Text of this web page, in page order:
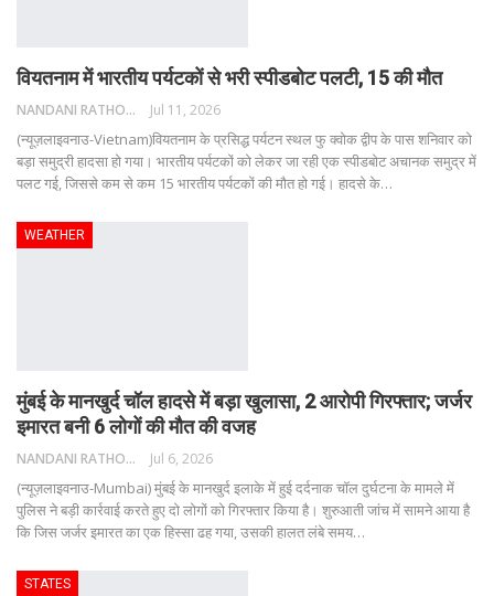
वियतनाम में भारतीय पर्यटकों से भरी स्पीडबोट पलटी, 15 की मौत
NANDANI RATHORE Jul 11, 2026
(न्यूज़लाइवनाउ-Vietnam)वियतनाम के प्रसिद्ध पर्यटन स्थल फु क्वोक द्वीप के पास शनिवार को
बड़ा समुद्री हादसा हो गया। भारतीय पर्यटकों को लेकर जा रही एक स्पीडबोट अचानक समुद्र में
पलट गई, जिससे कम से कम 15 भारतीय पर्यटकों की मौत हो गई। हादसे के…
WEATHER
मुंबई के मानखुर्द चॉल हादसे में बड़ा खुलासा, 2 आरोपी गिरफ्तार; जर्जर
इमारत बनी 6 लोगों की मौत की वजह
NANDANI RATHORE Jul 6, 2026
(न्यूज़लाइवनाउ-Mumbai) मुंबई के मानखुर्द इलाके में हुई दर्दनाक चॉल दुर्घटना के मामले में
पुलिस ने बड़ी कार्रवाई करते हुए दो लोगों को गिरफ्तार किया है। शुरुआती जांच में सामने आया है
कि जिस जर्जर इमारत का एक हिस्सा ढह गया, उसकी हालत लंबे समय…
STATES